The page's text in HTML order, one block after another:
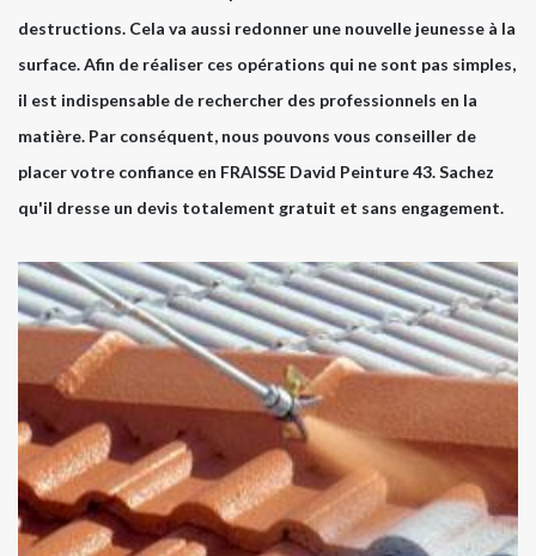
destructions. Cela va aussi redonner une nouvelle jeunesse à la
surface. Afin de réaliser ces opérations qui ne sont pas simples,
il est indispensable de rechercher des professionnels en la
matière. Par conséquent, nous pouvons vous conseiller de
placer votre confiance en FRAISSE David Peinture 43. Sachez
qu'il dresse un devis totalement gratuit et sans engagement.